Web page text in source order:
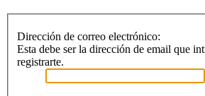
Dirección de correo electrónico:
Esta debe ser la dirección de email que
registrarte.